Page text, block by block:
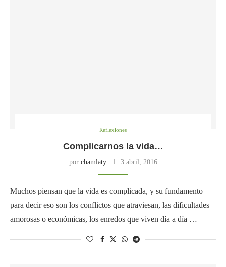
Reflexiones
Complicarnos la vida…
por chamlaty 3 abril, 2016
Muchos piensan que la vida es complicada, y su fundamento
para decir eso son los conflictos que atraviesan, las dificultades
amorosas o económicas, los enredos que viven día a día …